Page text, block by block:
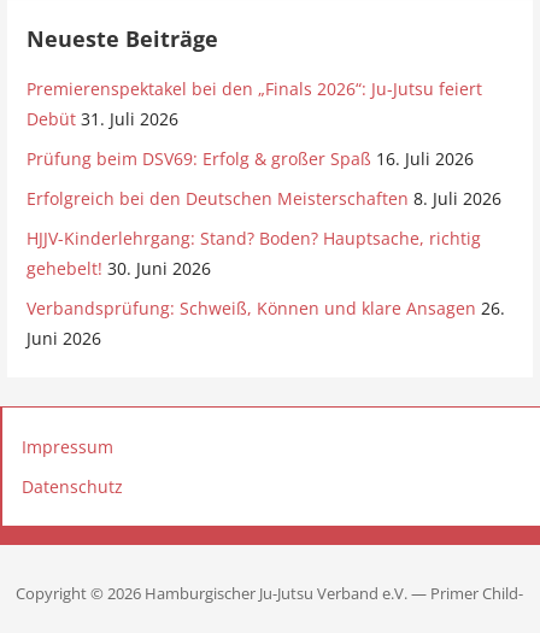
o
n
Neueste Beiträge
Premierenspektakel bei den „Finals 2026“: Ju-Jutsu feiert
Debüt 31. Juli 2026
Prüfung beim DSV69: Erfolg & großer Spaß 16. Juli 2026
Erfolgreich bei den Deutschen Meisterschaften 8. Juli 2026
HJJV-Kinderlehrgang: Stand? Boden? Hauptsache, richtig
gehebelt! 30. Juni 2026
Verbandsprüfung: Schweiß, Können und klare Ansagen 26.
Juni 2026
Impressum
Datenschutz
Copyright © 2026 Hamburgischer Ju-Jutsu Verband e.V. — Primer Child-